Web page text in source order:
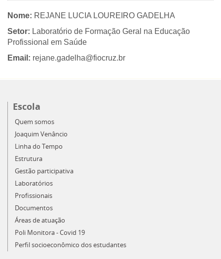
Nome: REJANE LUCIA LOUREIRO GADELHA
Setor: Laboratório de Formação Geral na Educação
Profissional em Saúde
Email: rejane.gadelha@fiocruz.br
Escola
Quem somos
Joaquim Venâncio
Linha do Tempo
Estrutura
Gestão participativa
Laboratórios
Profissionais
Documentos
Áreas de atuação
Poli Monitora - Covid 19
Perfil socioeconômico dos estudantes